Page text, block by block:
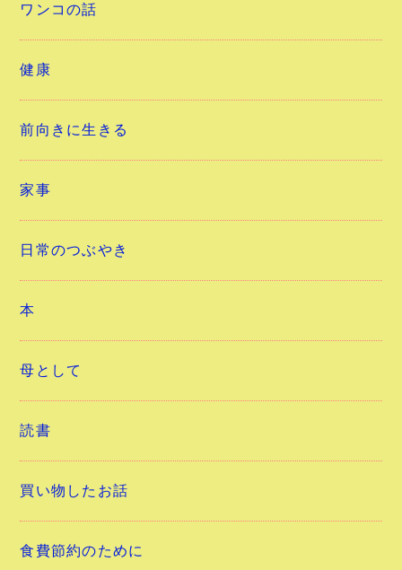
ワンコの話
健康
前向きに生きる
家事
日常のつぶやき
本
母として
読書
買い物したお話
食費節約のために